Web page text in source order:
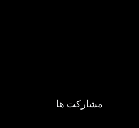
مشارکت ها